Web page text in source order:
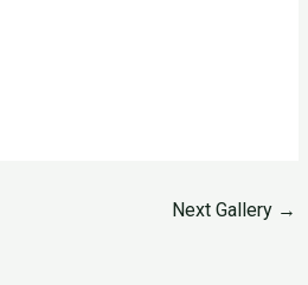
Next Gallery →